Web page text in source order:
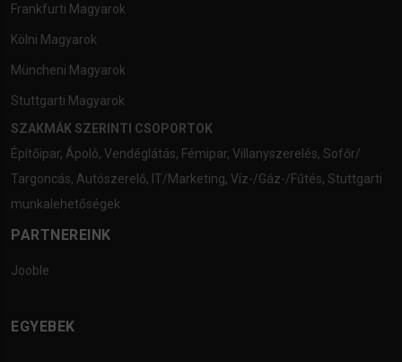
Frankfurti Magyarok
Kölni Magyarok
Müncheni Magyarok
Stuttgarti Magyarok
SZAKMÁK SZERINTI CSOPORTOK
Építőipar, Ápoló, Vendéglátás, Fémipar, Villanyszerelés, Sofőr/
Targoncás, Autószerelő, IT/Marketing, Víz-/Gáz-/Fűtés, Stuttgarti
munkalehetőségek
PARTNEREINK
Jooble
EGYEBEK